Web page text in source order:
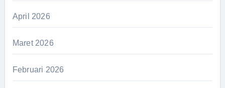
April 2026
Maret 2026
Februari 2026